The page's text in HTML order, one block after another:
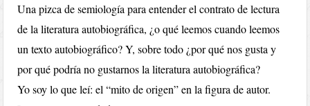
Una pizca de semiología para entender el contrato de lectura
de la literatura autobiográfica, ¿o qué leemos cuando leemos
un texto autobiográfico? Y, sobre todo ¿por qué nos gusta y
por qué podría no gustarnos la literatura autobiográfica?
Yo soy lo que leí: el “mito de origen” en la figura de autor.